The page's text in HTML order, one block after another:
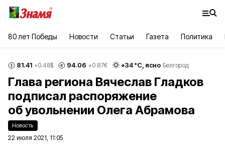
80 лет Победы Новости Статьи Газета Политика
81.41 +0.48$ 94.06 +0.87€ +34°С, ясно Белгород
Глава региона Вячеслав Гладков
подписал распоряжение
об увольнении Олега Абрамова
Новость
22 июля 2021, 11:05